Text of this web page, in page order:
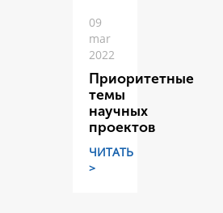
09
mar
2022
Приоритетные
темы
научных
проектов
ЧИТАТЬ
>